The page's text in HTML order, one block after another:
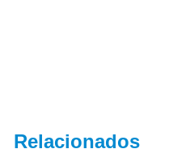
Relacionados